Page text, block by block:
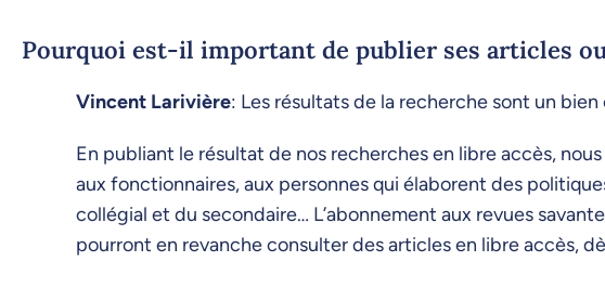
Pourquoi est-il important de publier ses articles
Vincent Larivière: Les résultats de la recherche sont un
En publiant le résultat de nos recherches en libre accès,
aux fonctionnaires, aux personnes qui élaborent des
collégial et du secondaire… L’abonnement aux revues
pourront en revanche consulter des articles en libre accès,